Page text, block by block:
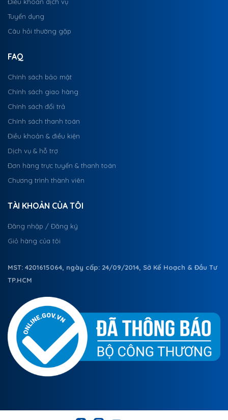
Tuyển dụng
Câu hỏi thường gặp
FAQ
Chính sách bảo mật
Chính sách giao hàng
Chính sách đổi trả
Chính sách thanh toán
Điều khoản & điều kiện
Dịch vụ & hỗ trợ
Đơn hàng trực tuyến & thanh toán
Chương trình thành viên
TÀI KHOẢN CỦA TÔI
Đăng nhập / Đăng ký
Giỏ hàng của tôi
MST: 4201615064, ngày cấp: 24/09/2014, Sở Kế Hoạch & Đầu Tư
TP.HCM